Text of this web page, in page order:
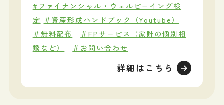
#ファイナンシャル・ウェルビーイング検
定 ＃資産形成ハンドブック（Youtube）
＃無料配布
＃FPサービス（家計の個別相
談など）
＃お問い合わせ
詳細はこちら